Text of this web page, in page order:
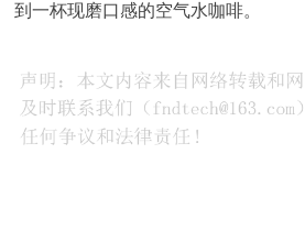
到一杯现磨口感的空气水咖啡。